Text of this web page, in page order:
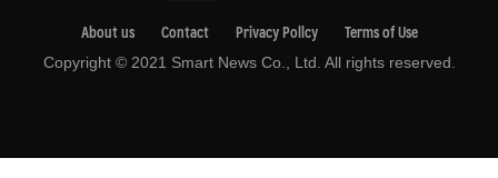
About us Contact Privacy Pollcy Terms of Use
Copyright © 2021 Smart News Co., Ltd. All rights reserved.